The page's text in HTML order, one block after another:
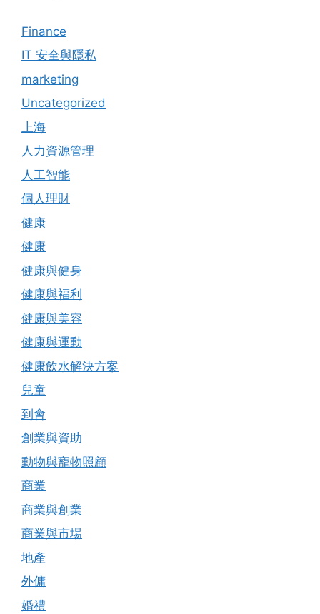
Finance
IT 安全與隱私
marketing
Uncategorized
上海
人力資源管理
人工智能
個人理財
健康
健康
健康與健身
健康與福利
健康與美容
健康與運動
健康飲水解決方案
兒童
到會
創業與資助
動物與寵物照顧
商業
商業與創業
商業與市場
地產
外傭
婚禮